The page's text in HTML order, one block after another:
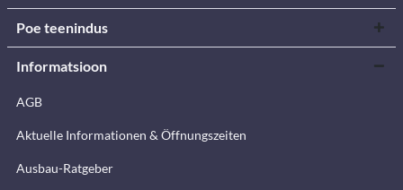
Poe teenindus
Informatsioon
AGB
Aktuelle Informationen & Öffnungszeiten
Ausbau-Ratgeber